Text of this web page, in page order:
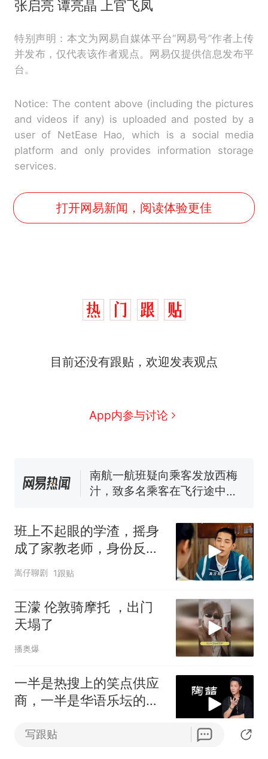
张启亮 谭亮晶 上官飞凤
特别声明：本文为网易自媒体平台“网易号”作者上传
并发布，仅代表该作者观点。网易仅提供信息发布平
台。
Notice: The content above (including the pictures
and videos if any) is uploaded and posted by a
user of NetEase Hao, which is a social media
platform and only provides information storage
services.
打开网易新闻，阅读体验更佳
目前还没有跟贴，欢迎发表观点
App内参与讨论
因老师一句“跟我回家”改写了
人生
新
搬家报价570元，搬到楼下
试前13名均遭淘汰？教育局：
“不建议大家买深色蛋糕”上热
搜，网友：天塌了！
队上厕所！乘客：机上100多
人只有2个厕所；客服回应：并
热 那个在床头放菜刀的女孩，
因老师一句“跟我回家”改写了
班上不起眼的学渣，摇身
成了家教老师，身份反转
太精彩
嵩仔聊剧 1跟贴
王濛 伦敦骑摩托 ，出门
天塌了
播奥爆
一半是热搜上的笑点供应
商，一半是华语乐坛的
写跟贴